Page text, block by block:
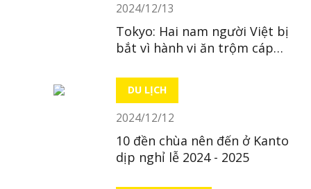
2024/12/13
Tokyo: Hai nam người Việt bị
bắt vì hành vi ăn trộm cáp
DU LỊCH
2024/12/12
10 đền chùa nên đến ở Kanto
dịp nghỉ lễ 2024 - 2025